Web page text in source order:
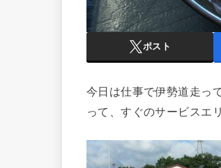
ポスト
今日は仕事で伊勢道走っ
って、すぐのサービスエ